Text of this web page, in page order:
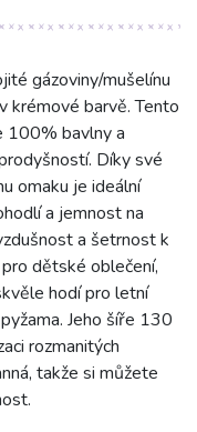
gázoviny/mušelínu
krémové barvě. Tento
100% bavlny a
Díky své
omaku je ideální
a jemnost na
a šetrnost k
dětské oblečení,
hodí pro letní
Jeho šíře 130
rozmanitých
takže si můžete